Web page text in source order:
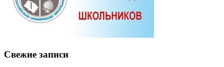
Свежие записи